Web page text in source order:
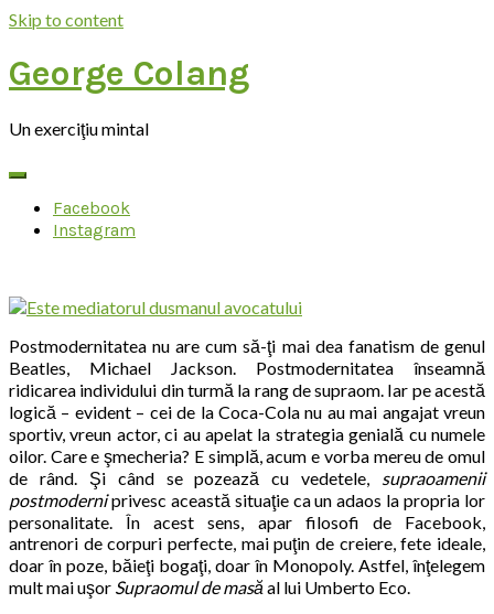
Skip to content
George Colang
Un exerciţiu mintal
Facebook
Instagram
Postmodernitatea nu are cum să-ţi mai dea fanatism de genul
Beatles, Michael Jackson. Postmodernitatea înseamnă
ridicarea individului din turmă la rang de supraom. Iar pe acestă
logică – evident – cei de la Coca-Cola nu au mai angajat vreun
sportiv, vreun actor, ci au apelat la strategia genială cu numele
oilor. Care e şmecheria? E simplă, acum e vorba mereu de omul
de rând. Şi când se pozează cu vedetele, supraoamenii
postmoderniprivesc această situaţie ca un adaos la propria lor
personalitate. În acest sens, apar filosofi de Facebook,
antrenori de corpuri perfecte, mai puţin de creiere, fete ideale,
doar în poze, băieţi bogaţi, doar în Monopoly. Astfel, înţelegem
mult mai uşor Supraomul de masăal lui Umberto Eco.